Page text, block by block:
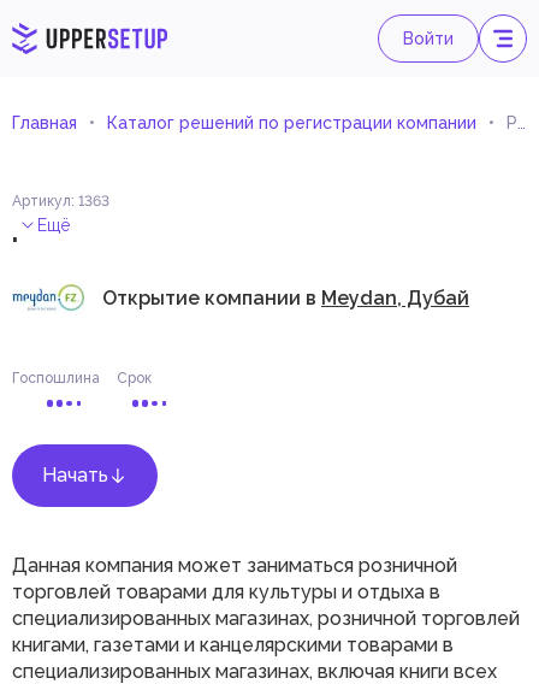
Войти
Главная Каталог решений по регистрации компании Розничная торговля товарами для культуры и отдыха в специализированных магазинах
Артикул: 1363
. Ещё
Открытие компании в Meydan, Дубай
Госпошлина Срок
Начать
Данная компания может заниматься розничной
торговлей товарами для культуры и отдыха в
специализированных магазинах, розничной торговлей
книгами, газетами и канцелярскими товарами в
специализированных магазинах, включая книги всех